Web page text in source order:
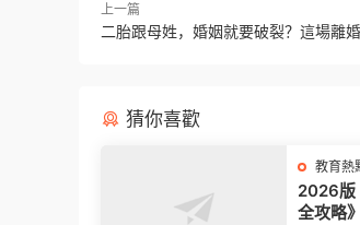
上一篇
二胎跟母姓，婚姻就要破裂？這場離
猜你喜歡
教育熱
2026版
全攻略》